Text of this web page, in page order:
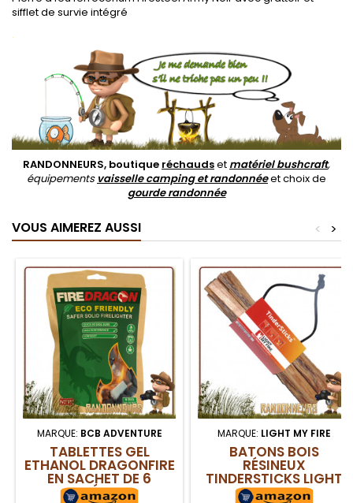
sifflet de survie intégré
.
RANDONNEURS, boutique réchaudset matériel bushcraft,
équipements vaisselle camping et randonnéeet choix de
gourde randonnée
VOUS AIMEREZ AUSSI >
<
MARQUE: BCB ADVENTURE
TABLETTES GEL
ETHANOL DRAGONFIRE
EN SACHET DE 6
UNITÉS BCB
MARQUE: LIGHT MY FIRE
BATONS BOIS
RÉSINEUX
TINDERSTICKS LIGHT
MY FIRE